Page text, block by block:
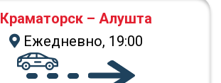
Краматорск – Алушта
Ежедневно, 19:00